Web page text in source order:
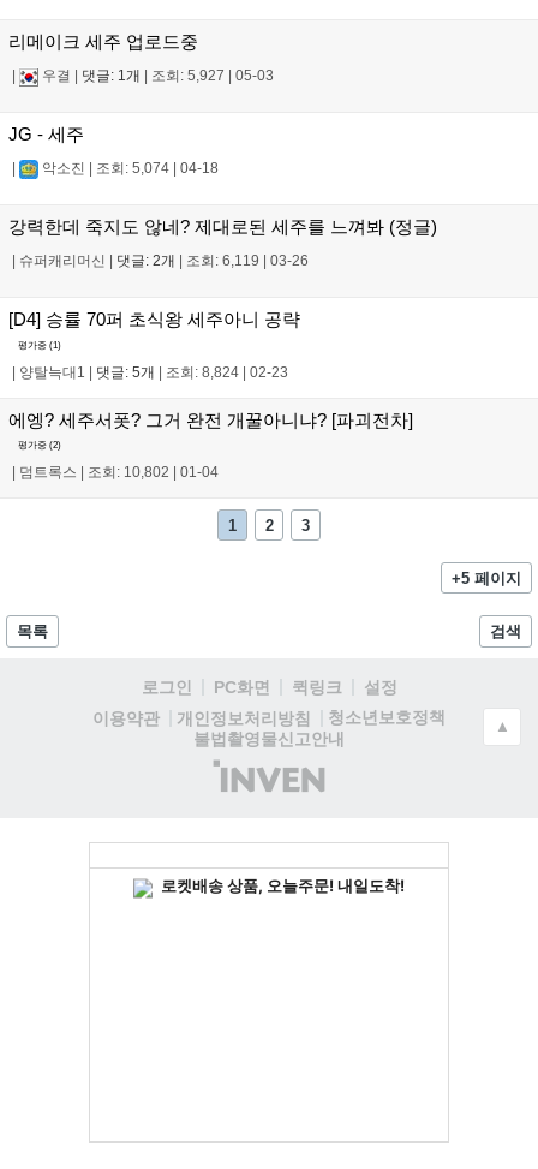
리메이크 세주 업로드중
우결 댓글: 1개 조회: 5,927 05-03
JG - 세주
악소진 조회: 5,074 04-18
강력한데 죽지도 않네? 제대로된 세주를 느껴봐 (정글)
슈퍼캐리머신 댓글: 2개 조회: 6,119 03-26
[D4] 승률 70퍼 초식왕 세주아니 공략
평가중 (1)
| 양탈늑대1 | 댓글: 5개 | 조회: 8,824 | 02-23
에엥? 세주서폿? 그거 완전 개꿀아니냐? [파괴전차]
평가중 (2)
덤트록스 조회: 10,802 01-04
1 2 3
+5 페이지
목록 검색
로그인 PC화면 퀵링크
설정
이용약관
개인정보처리방침
청소년보호정책
불법촬영물신고안내
(주)
인
▲